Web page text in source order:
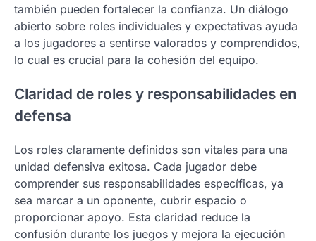
también pueden fortalecer la confianza. Un diálogo
abierto sobre roles individuales y expectativas ayuda
a los jugadores a sentirse valorados y comprendidos,
lo cual es crucial para la cohesión del equipo.
Claridad de roles y responsabilidades en
defensa
Los roles claramente definidos son vitales para una
unidad defensiva exitosa. Cada jugador debe
comprender sus responsabilidades específicas, ya
sea marcar a un oponente, cubrir espacio o
proporcionar apoyo. Esta claridad reduce la
confusión durante los juegos y mejora la ejecución